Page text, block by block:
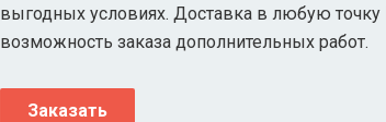
выгодных условиях. Доставка в любую
возможность заказа дополнительных работ.
Заказать